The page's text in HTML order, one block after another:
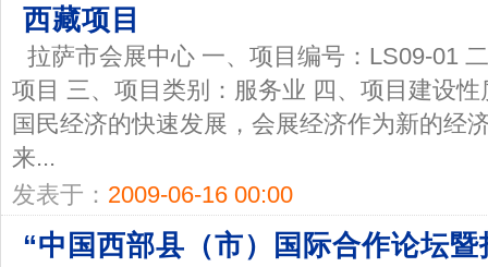
西藏项目
拉萨市会展中心 一、项目编号：LS09-01
项目 三、项目类别：服务业 四、项目建设
国民经济的快速发展，会展经济作为新的经
来...
发表于： 2009-06-16 00:00
“中国西部县（市）国际合作论坛